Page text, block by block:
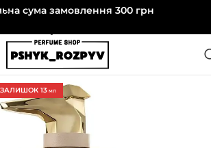
сума замовлення 300 грн
ЗАЛИШОК 13 МЛ